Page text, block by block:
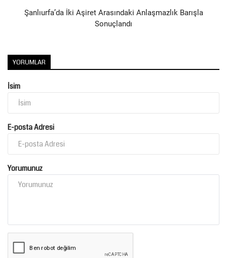
Şanlıurfa’da İki Aşiret Arasındaki Anlaşmazlık Barışla
Sonuçlandı
YORUMLAR
İsim
E-posta Adresi
Yorumunuz